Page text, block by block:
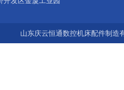
山东庆云恒通数控机床配件制